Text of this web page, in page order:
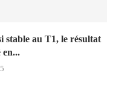
au T1, le résultat
en...